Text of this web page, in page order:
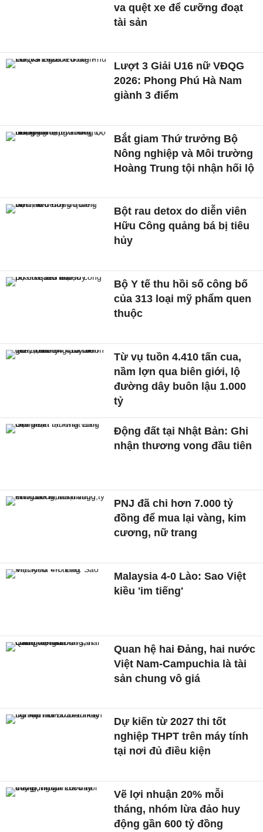
va quệt xe để cưỡng đoạt
tài sản
Lượt 3 Giải U16 nữ VĐQG
2026: Phong Phú Hà Nam
giành 3 điểm
Bắt giam Thứ trưởng Bộ
Nông nghiệp và Môi trường
Hoàng Trung tội nhận hối lộ
Bột rau detox do diễn viên
Hữu Công quảng bá bị tiêu
hủy
Bộ Y tế thu hồi số công bố
của 313 loại mỹ phẩm quen
thuộc
Từ vụ tuồn 4.410 tấn cua,
nầm lợn qua biên giới, lộ
đường dây buôn lậu 1.000
tỷ
Động đất tại Nhật Bản: Ghi
nhận thương vong đầu tiên
PNJ đã chi hơn 7.000 tỷ
đồng để mua lại vàng, kim
cương, nữ trang
Malaysia 4-0 Lào: Sao Việt
kiều 'im tiếng'
Quan hệ hai Đảng, hai nước
Việt Nam-Campuchia là tài
sản chung vô giá ​
Dự kiến từ 2027 thi tốt
nghiệp THPT trên máy tính
tại nơi đủ điều kiện
Vẽ lợi nhuận 20% mỗi
tháng, nhóm lừa đảo huy
động gần 600 tỷ đồng